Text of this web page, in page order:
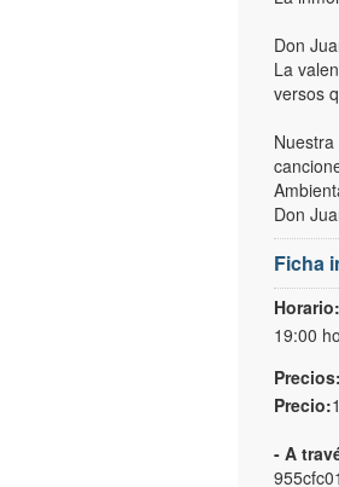
Don
La
versos
Don
Ficha
Horario:
19:00
Precios:
Precio:
- A